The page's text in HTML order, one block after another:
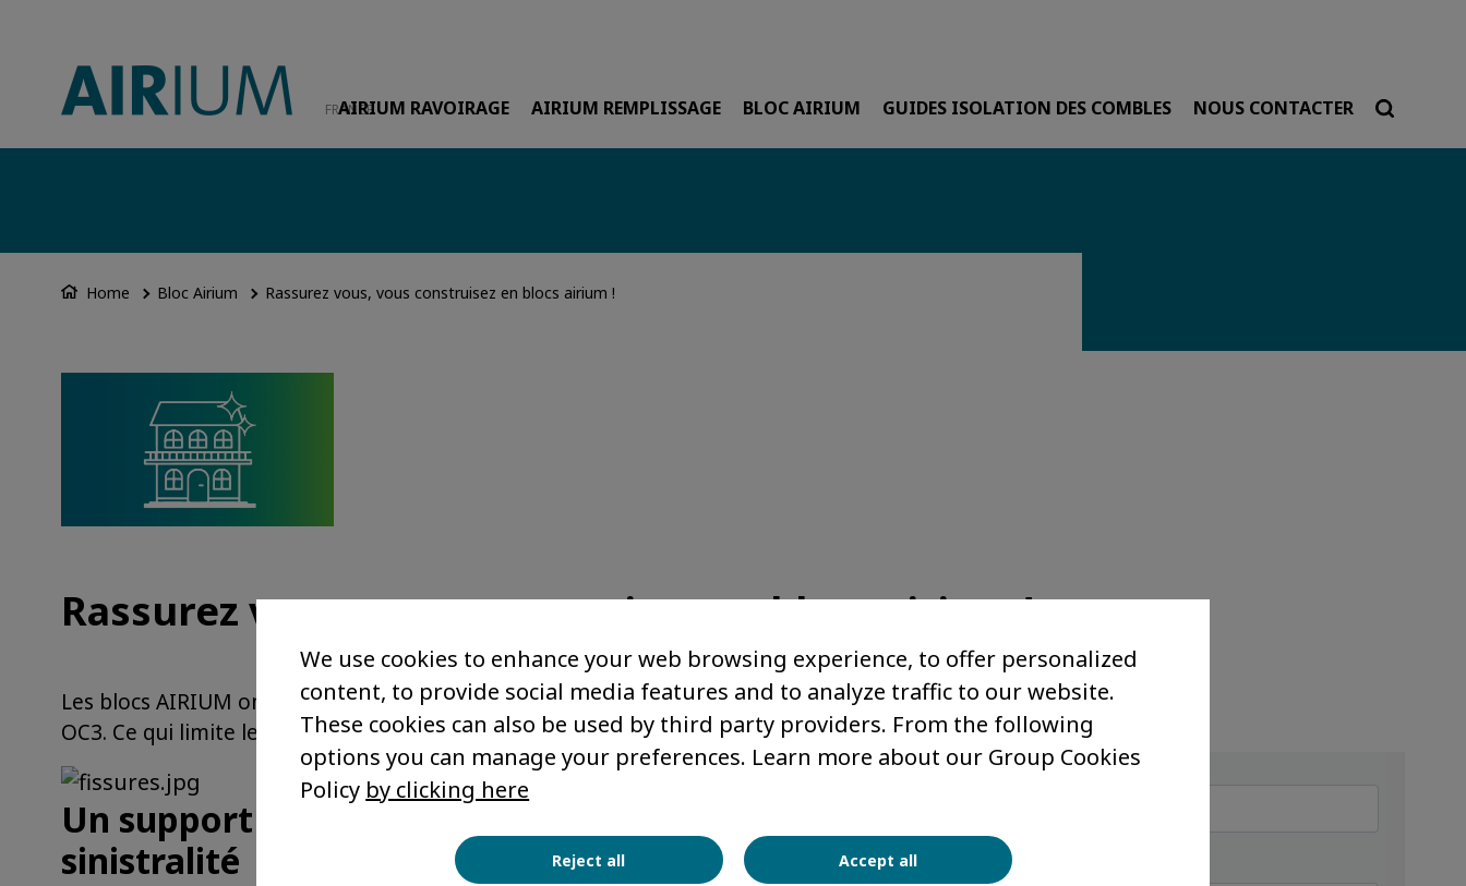
FRANCE
AIRIUM RAVOIRAGE AIRIUM REMPLISSAGE BLOC AIRIUM GUIDES ISOLATION DES COMBLES NOUS CONTACTER
Home Bloc Airium Rassurez vous, vous construisez en blocs airium !
Rassurez vous, vous construisez en blocs airium !
Les blocs AIRIUM ont une structure béton et sont donc des supports d'enduit OC2 et
OC3. Ce qui limite le risque de micro-fissuration.
Un support Rt3 qui rassure les assureurs et limite la
sinistralité
Nom
Prénom
We use cookies to enhance your web browsing experience, to offer personalized
content, to provide social media features and to analyze traffic to our website.
These cookies can also be used by third party providers. From the following
options you can manage your preferences. Learn more about our Group Cookies
Policy by clicking here
Accept all
Reject all